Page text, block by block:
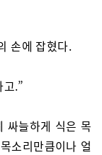
손에 잡혔다.
.”
싸늘하게 식은 목
소리만큼이나 얼